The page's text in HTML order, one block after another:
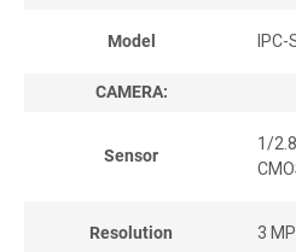
Model
CAMERA:
Sensor
1/
Resolution 3